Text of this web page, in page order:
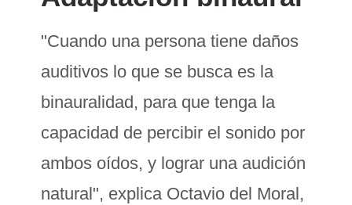
"Cuando una persona tiene daños
auditivos lo que se busca es la
binauralidad, para que tenga la
capacidad de percibir el sonido por
ambos oídos, y lograr una audición
natural", explica Octavio del Moral,